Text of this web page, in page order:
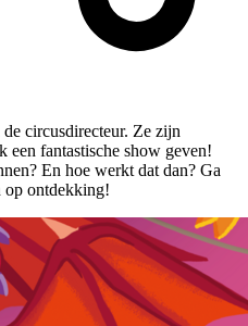
circusdirecteur. Ze zijn
een fantastische show geven!
En hoe werkt dat dan? Ga
op ontdekking!